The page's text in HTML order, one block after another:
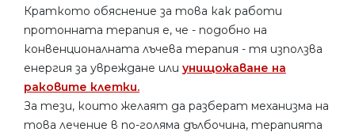
Краткото обяснение за това как работи
протонната терапия е, че - подобно на
конвенционалната лъчева терапия - тя използва
енергия за увреждане или унищожаване на
раковите клетки.
За тези, които желаят да разберат механизма на
това лечение в по-голяма дълбочина, терапията